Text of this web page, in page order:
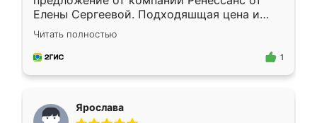
Елены Сергеевой. Подходяшщая цена и
короткие сроки изготовления. Приехавший
для замера сотрудник Владислав
предложил по моему эскизу самый
Читать полностью
1
Ярослава